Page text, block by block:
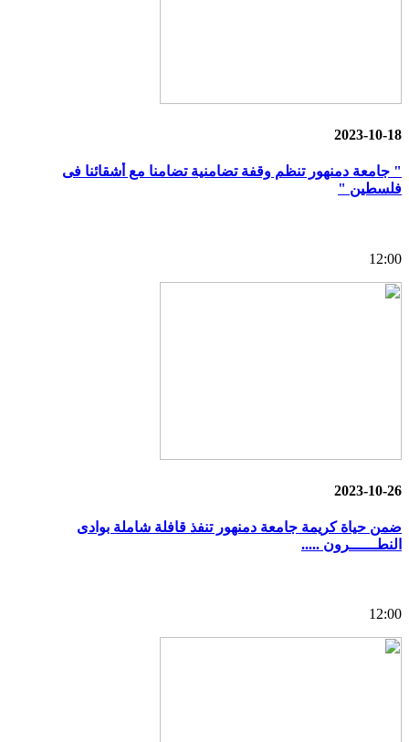
2023-10-18
" جامعة دمنهور تنظم وقفة تضامنية تضامنا مع أشقائنا فى
فلسطين "
12:00
2023-10-26
ضمن حياة كريمة جامعة دمنهور تنفذ قافلة شاملة بوادى
النطــــــرون .....
12:00